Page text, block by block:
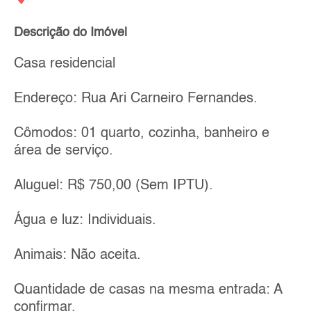
Descrição do Imóvel
Casa residencial
Endereço: Rua Ari Carneiro Fernandes.
Cômodos: 01 quarto, cozinha, banheiro e
área de serviço.
Aluguel: R$ 750,00 (Sem IPTU).
Água e luz: Individuais.
Animais: Não aceita.
Quantidade de casas na mesma entrada: A
confirmar.